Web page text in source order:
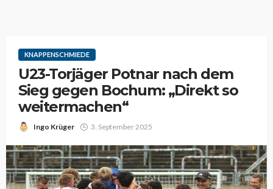
KNAPPENSCHMIEDE
U23-Torjäger Potnar nach dem
Sieg gegen Bochum: „Direkt so
weitermachen“
Ingo Krüger 3. September 2025